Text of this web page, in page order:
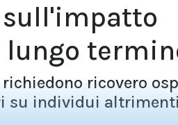
sull'impatto
lungo
ricovero
individui altrimenti